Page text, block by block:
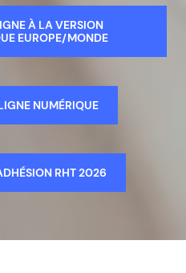
À LA VERSION
EUROPE/MONDE
NUMÉRIQUE
RHT 2026